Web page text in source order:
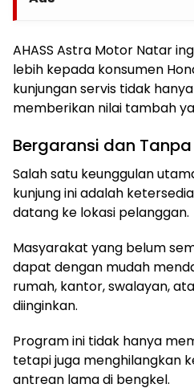
AHASS Astra Motor Natar
lebih kepada konsumen
kunjungan servis tidak
memberikan nilai tambah
Bergaransi dan
Salah satu keunggulan
kunjung ini adalah
datang ke lokasi pelanggan.
Masyarakat yang belum
dapat dengan mudah
rumah, kantor, swalayan,
diinginkan.
Program ini tidak hanya
tetapi juga menghilangkan
antrean lama di bengkel.